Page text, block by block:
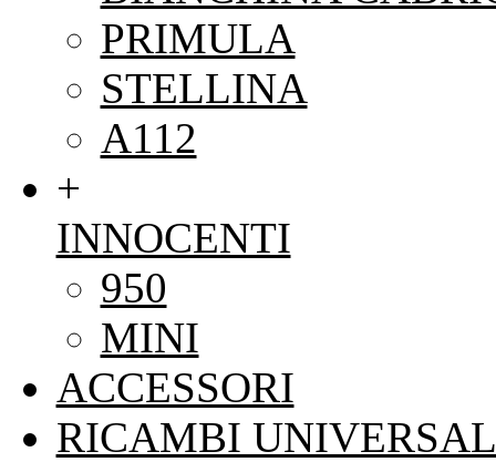
PRIMULA
STELLINA
A112
+
INNOCENTI
950
MINI
ACCESSORI
RICAMBI